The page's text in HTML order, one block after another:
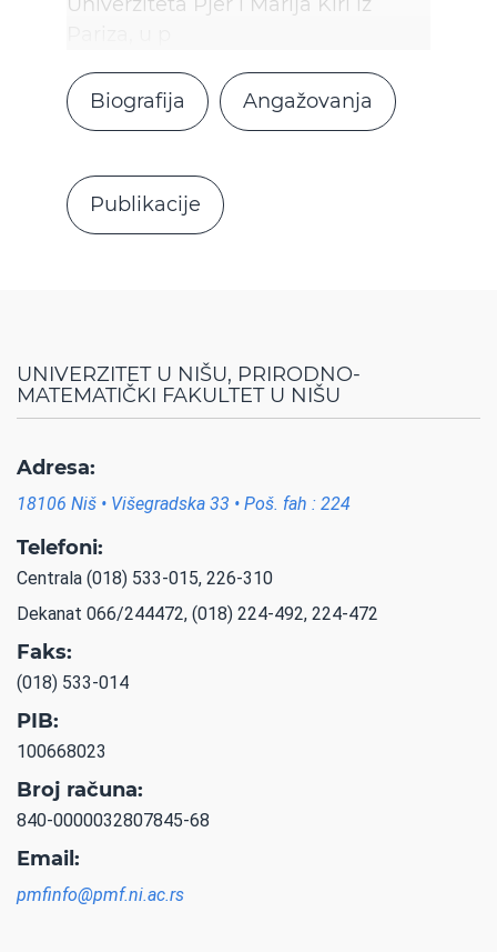
Biografija Angažovanja
Publikacije
UNIVERZITET U NIŠU, PRIRODNO-
MATEMATIČKI FAKULTET U NIŠU
Adresa:
18106 Niš • Višegradska 33 • Poš. fah : 224
Telefoni:
Centrala (018) 533-015, 226-310
Dekanat 066/244472, (018) 224-492, 224-472
Faks:
(018) 533-014
PIB:
100668023
Broj računa:
840-0000032807845-68
Email:
pmfinfo@pmf.ni.ac.rs